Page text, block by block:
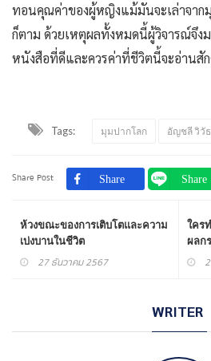
ทอนคุณค่าของผู้หญิงแม้มันจะเล่าจาก
ก็ตาม ด้วยเหตุผลทั้งหมดนี้ผู้วิจารณ์จึงม
หนังสือที่ดีและควรค่าที่ชีวิตนี้จะอ่านสัก
Tags: มุมปากโลก อัญชลี วิวั
Share Post
ห้วงขณะของการเติบโตและความ
เบ่งบานในชีวิต
27 ธันวาคม 2567
ใคร
ผลก
ปะท
WRITER